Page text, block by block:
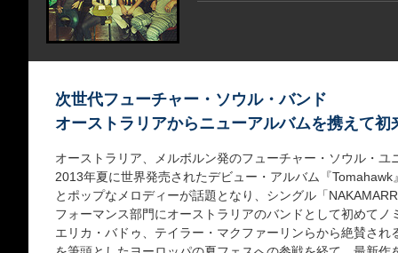
次世代フューチャー・ソウル・バンド
オーストラリアからニューアルバムを携えて初
オーストラリア、メルボルン発のフューチャー・ソウル・
2013年夏に世界発売されたデビュー・アルバム『
とポップなメロディーが話題となり、シングル「
フォーマンス部門にオーストラリアのバンドとして初めて
エリカ・バドゥ、テイラー・マクファーリンらから絶賛さ